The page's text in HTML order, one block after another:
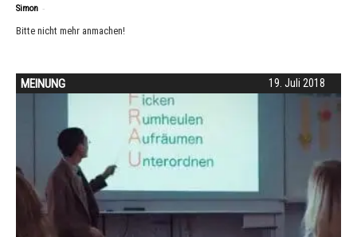
Simon -
Bitte nicht mehr anmachen!
19. Juli 2018
MEINUNG